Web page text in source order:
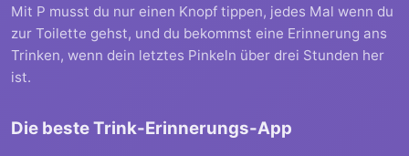
Mit P musst du nur einen Knopf tippen, jedes Mal wenn du
zur Toilette gehst, und du bekommst eine Erinnerung ans
Trinken, wenn dein letztes Pinkeln über drei Stunden her
ist.
Die beste Trink-Erinnerungs-App